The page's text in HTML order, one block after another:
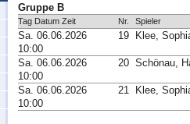
Gruppe B
Tag Datum Zeit Nr. Spieler
Sa. 06.06.2026
10:00
19 Klee,
Sa. 06.06.2026
10:00
20 Schönau,
Sa. 06.06.2026
10:00
21 Klee,